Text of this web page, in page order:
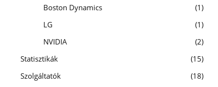
Boston Dynamics
1
LG
1
NVIDIA
2
Statisztikák
15
Szolgáltatók
18